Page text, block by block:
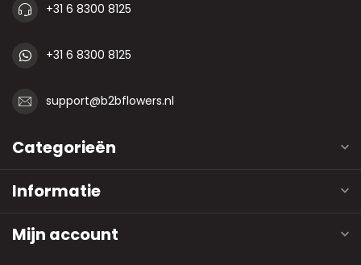
+31 6 8300 8125
+31 6 8300 8125
support@b2bflowers.nl
Categorieën
Informatie
Mijn account